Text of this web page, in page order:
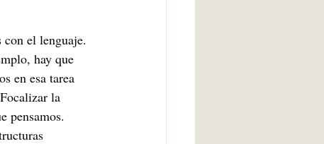
con el lenguaje.
hay que
en esa tarea
la
pensamos.